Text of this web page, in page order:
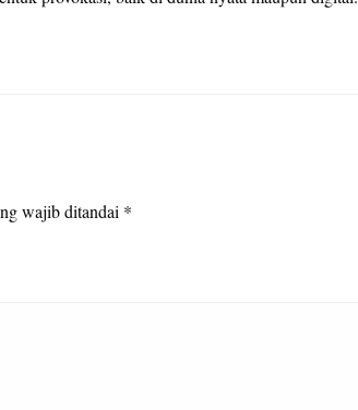
wajib ditandai *